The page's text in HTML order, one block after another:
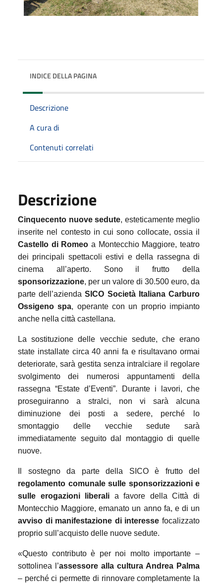
INDICE DELLA PAGINA
Descrizione
A cura di
Contenuti correlati
Descrizione
Cinquecento nuove sedute, esteticamente meglio
inserite nel contesto in cui sono collocate, ossia il
Castello di Romeo a Montecchio Maggiore, teatro
dei principali spettacoli estivi e della rassegna di
cinema all’aperto. Sono il frutto della
sponsorizzazione, per un valore di 30.500 euro, da
parte dell’aziendaSICO Società Italiana Carburo
Ossigeno spa, operante con un proprio impianto
anche nella città castellana.
La sostituzione delle vecchie sedute, che erano
state installate circa 40 anni fa e risultavano ormai
deteriorate, sarà gestita senza intralciare il regolare
svolgimento dei numerosi appuntamenti della
rassegna “Estate d’Eventi”. Durante i lavori, che
proseguiranno a stralci, non vi sarà alcuna
diminuzione dei posti a sedere, perché lo
smontaggio delle vecchie sedute sarà
immediatamente seguito dal montaggio di quelle
nuove.
Il sostegno da parte della SICO è frutto del
regolamento comunale sulle sponsorizzazioni e
sulle erogazioni liberali a favore della Città di
Montecchio Maggiore, emanato un anno fa, e di un
avviso di manifestazione di interesse focalizzato
proprio sull’acquisto delle nuove sedute.
«Questo contributo è per noi molto importante –
sottolinea l’assessore alla cultura Andrea Palma
– perché ci permette di rinnovare completamente la